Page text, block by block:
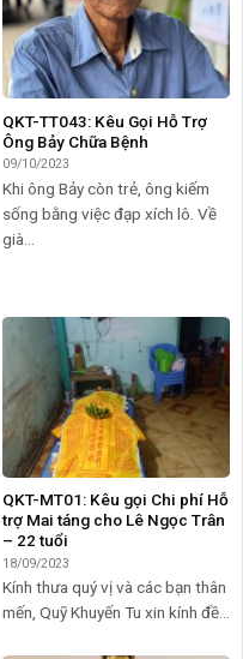
QKT-TT043: Kêu Gọi Hỗ Trợ
Ông Bảy Chữa Bệnh
09/10/2023
Khi ông Bảy còn trẻ, ông kiếm
sống bằng việc đạp xích lô. Về
già...
QKT-MT01: Kêu gọi Chi phí Hỗ
trợ Mai táng cho Lê Ngọc Trân
– 22 tuổi
18/09/2023
Kính thưa quý vị và các bạn thân
mến, Quỹ Khuyến Tu xin kính đề...